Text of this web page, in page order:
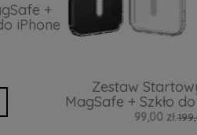
+
iPhone
Zestaw
MagSafe + Szkło
99,00 zł